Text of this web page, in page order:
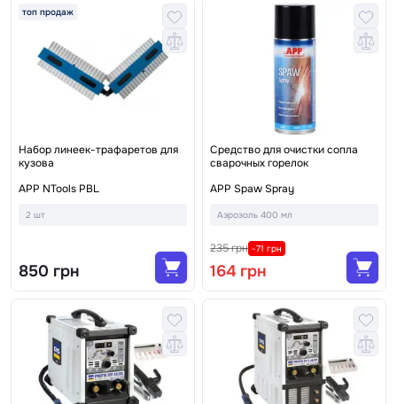
топ продаж
Набор линеек-трафаретов для
кузова
APP NTools PBL
2 шт
850 грн
Средство для очистки сопла
сварочных горелок
APP Spaw Spray
Аэрозоль 400 мл
235 грн -71 грн
164 грн